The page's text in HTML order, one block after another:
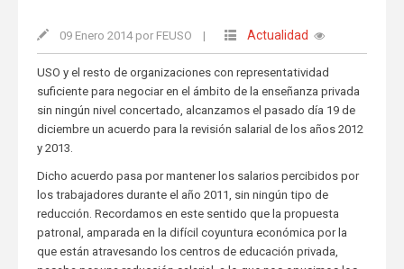
09 Enero 2014 por FEUSO | Actualidad
USO y el resto de organizaciones con representatividad
suficiente para negociar en el ámbito de la enseñanza privada
sin ningún nivel concertado, alcanzamos el pasado día 19 de
diciembre un acuerdo para la revisión salarial de los años 2012
y 2013.
Dicho acuerdo pasa por mantener los salarios percibidos por
los trabajadores durante el año 2011, sin ningún tipo de
reducción. Recordamos en este sentido que la propuesta
patronal, amparada en la difícil coyuntura económica por la
que están atravesando los centros de educación privada,